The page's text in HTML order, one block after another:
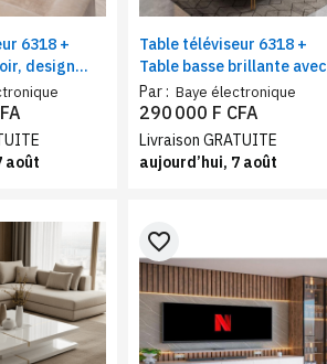
6318 +
design
août
Table téléviseur 6318 +
Table basse brillante avec
accents dorés
Par : Baye électronique
290 000 F CFA
Livraison GRATUITE
aujourd’hui, 7 août
favorite_border